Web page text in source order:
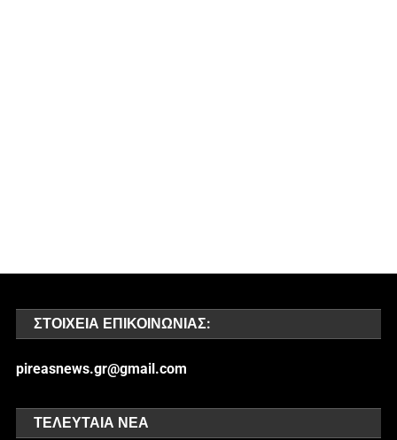
ΣΤΟΙΧΕΊΑ ΕΠΙΚΟΙΝΩΝΊΑΣ:
pireasnews.gr@gmail.com
ΤΕΛΕΥΤΑΊΑ ΝΈΑ